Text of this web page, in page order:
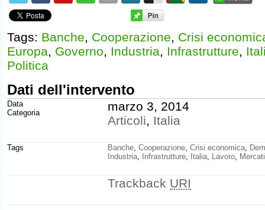
Tags: Banche, Cooperazione, Crisi
Europa, Governo, Industria, Infrastrutture,
Politica
Dati dell'intervento
Data
Categoria
marzo 3, 2014
Articoli, Italia
Tags Banche Cooperazione Crisi economica
Industria Infrastrutture Italia Lavoro Mercati
Trackback URI